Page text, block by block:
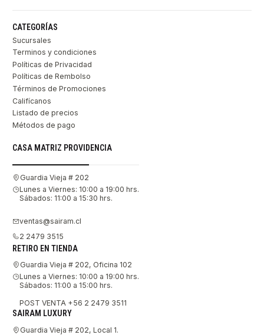
CATEGORÍAS
Sucursales
Terminos y condiciones
Políticas de Privacidad
Políticas de Rembolso
Términos de Promociones
Califícanos
Listado de precios
Métodos de pago
CASA MATRIZ PROVIDENCIA
Guardia Vieja # 202
Lunes a Viernes: 10:00 a 19:00 hrs.
Sábados: 11:00 a 15:30 hrs.
ventas@sairam.cl
2 2479 3515
RETIRO EN TIENDA
Guardia Vieja # 202, Oficina 102
Lunes a Viernes: 10:00 a 19:00 hrs.
Sábados: 11:00 a 15:00 hrs.
POST VENTA +56 2 2479 3511
SAIRAM LUXURY
Guardia Vieja # 202, Local 1.